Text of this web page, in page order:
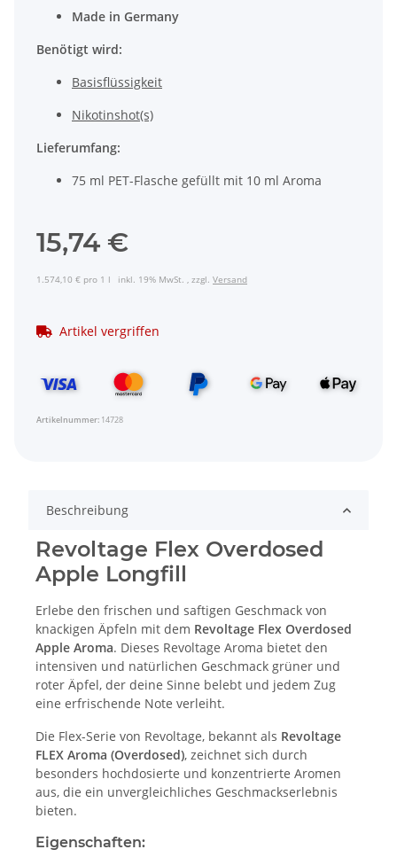
Made in Germany
Benötigt wird:
Basisflüssigkeit
Nikotinshot(s)
Lieferumfang:
75 ml PET-Flasche gefüllt mit 10 ml Aroma
15,74 €
1.574,10 € pro 1 l inkl. 19% MwSt. , zzgl. Versand
Artikel vergriffen
Artikelnummer: 14728
Beschreibung
Revoltage Flex Overdosed
Apple Longfill
Erlebe den frischen und saftigen Geschmack von
knackigen Äpfeln mit dem Revoltage Flex Overdosed
Apple Aroma. Dieses Revoltage Aroma bietet den
intensiven und natürlichen Geschmack grüner und
roter Äpfel, der deine Sinne belebt und jedem Zug
eine erfrischende Note verleiht.
Die Flex-Serie von Revoltage, bekannt als Revoltage
FLEX Aroma (Overdosed), zeichnet sich durch
besonders hochdosierte und konzentrierte Aromen
aus, die ein unvergleichliches Geschmackserlebnis
bieten.
Eigenschaften: